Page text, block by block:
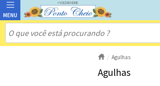
Agulhas
Agulhas